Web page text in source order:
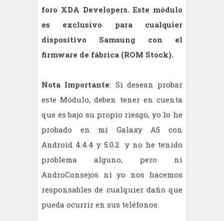
foro XDA Developers. Este módulo
es exclusivo para cualquier
dispositivo Samsung con el
firmware de fábrica (ROM Stock).
Nota Importante: Si desean probar
este Módulo, deben tener en cuenta
que es bajo su propio riesgo, yo lo he
probado en mi Galaxy A5 con
Android 4.4.4 y 5.0.2 y no he tenido
problema alguno, pero ni
AndroConsejos ni yo nos hacemos
responsables de cualquier daño que
pueda ocurrir en sus teléfonos.